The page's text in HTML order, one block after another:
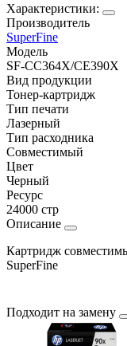
Характеристики:
Производитель
SuperFine
Модель
SF-CC364X/CE390X
Вид продукции
Тонер-картридж
Тип печати
Лазерный
Тип расходника
Совместимый
Цвет
Черный
Ресурс
24000 стр
Описание
Картридж
SuperFine
Подходит на замену